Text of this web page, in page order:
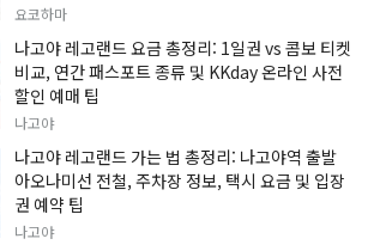
요코하마
나고야 레고랜드 요금 총정리: 1일권 vs 콤보 티켓
비교, 연간 패스포트 종류 및 KKday 온라인 사전
할인 예매 팁
나고야
나고야 레고랜드 가는 법 총정리: 나고야역 출발
아오나미선 전철, 주차장 정보, 택시 요금 및 입장
권 예약 팁
나고야